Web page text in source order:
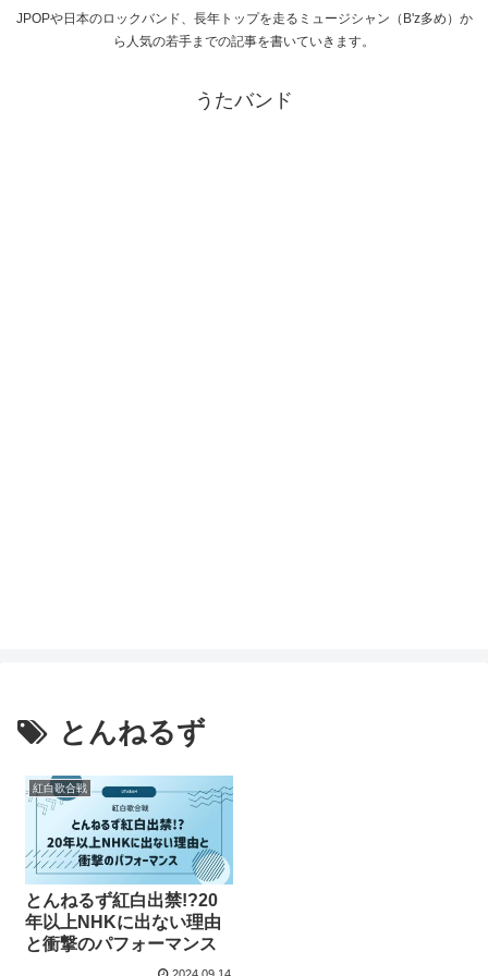
JPOPや日本のロックバンド、長年トップを走るミュージシャン（B'z多め）か
ら人気の若手までの記事を書いていきます。
うたバンド
とんねるず
紅白歌合戦
とんねるず紅白出禁!?20
年以上NHKに出ない理由
と衝撃のパフォーマンス